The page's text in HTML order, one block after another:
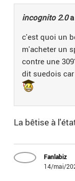
incognito 2.0a
c'est quoi un
m'acheter un
contre une
dit suedois
La bêtise à
Fanlabiz
14/mai/